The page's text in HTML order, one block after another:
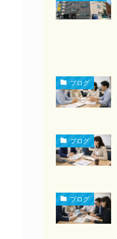
ブログ
ブログ
ブログ